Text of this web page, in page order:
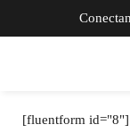
[fluentform id="8"]